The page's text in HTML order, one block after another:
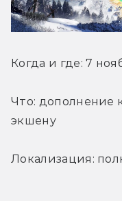
Когда и где: 7
Что: дополнение
экшену
Локализация: